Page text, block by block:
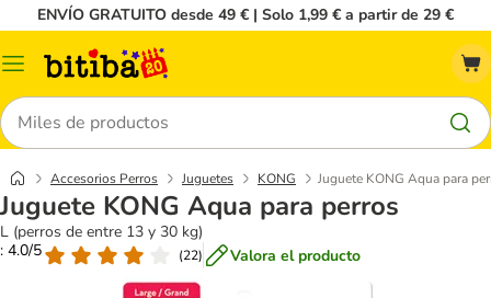
ENVÍO GRATUITO desde 49 € | Solo 1,99 € a partir de 29 €
Menú
Buscar
Accesorios Perros Juguetes KONG Juguete KONG Aqua para
Juguete KONG Aqua para perros
L (perros de entre 13 y 30 kg)
: 4.0/5
(22) Valora el producto